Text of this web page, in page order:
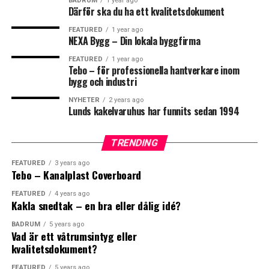
står framför spegeln. Tänk på att inte montera in ljus
fogar m.m. syns tydligt.
12. Badrumstillbehör – pricken över i:et!
Glöm inte alla tillbehören! Krokar, toapappershållare,
handdukshängare m.m. Här finns också olika stilar att gå
efter och som passar in i ditt badrum. Vill du inte borra
tillbehören att klistra upp.
https://www.kakelspecialisten.se/kakelsupporten/tips-
infoer-badrumsrenoveringen
Leave your vote
0
Leave your vote
0
Därför ska du ha ett kvalitetsdokument
FEATURED 1 year ago
NEXA Bygg – Din lokala byggfirma
FEATURED 1 year ago
Tebo – för professionella hantverkare inom
bygg och industri
NYHETER 2 years ago
Lunds kakelvaruhus har funnits sedan 1994
TRENDING
FEATURED 3 years ago
Tebo – Kanalplast Coverboard
FEATURED 4 years ago
Kakla snedtak – en bra eller dålig idé?
BADRUM 5 years ago
Vad är ett våtrumsintyg eller
kvalitetsdokument?